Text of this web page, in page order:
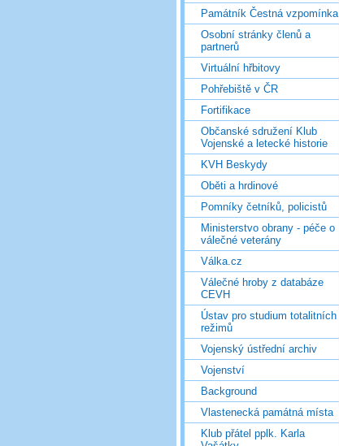
Památník Čestná vzpomínka
Osobní stránky členů a
partnerů
Virtuální hřbitovy
Pohřebiště v ČR
Fortifikace
Občanské sdružení Klub
Vojenské a letecké historie
KVH Beskydy
Oběti a hrdinové
Pomníky četníků, policistů
Ministerstvo obrany - péče o
válečné veterány
Válka.cz
Válečné hroby z databáze
CEVH
Ústav pro studium totalitních
režimů
Vojenský ústřední archiv
Vojenství
Background
Vlastenecká památná místa
Klub přátel pplk. Karla